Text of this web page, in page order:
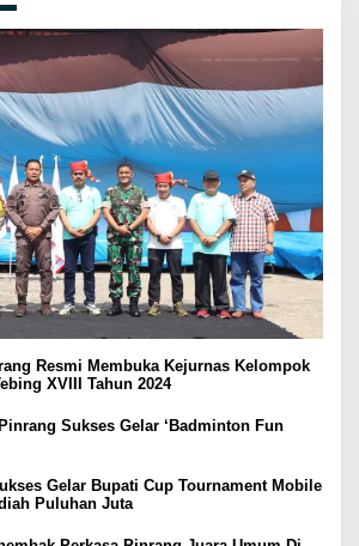
Resmi Membuka Kejurnas Kelompok
XVIII Tahun 2024
Sukses Gelar ‘Badminton Fun
Gelar Bupati Cup Tournament Mobile
Puluhan Juta